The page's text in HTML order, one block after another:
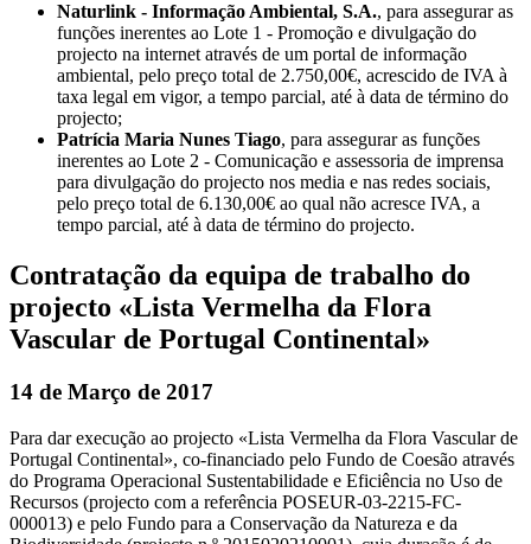
Naturlink - Informação Ambiental, S.A., para assegurar as
funções inerentes ao Lote 1 - Promoção e divulgação do
projecto na internet através de um portal de informação
ambiental, pelo preço total de 2.750,00€, acrescido de IVA à
taxa legal em vigor, a tempo parcial, até à data de término do
projecto;
Patrícia Maria Nunes Tiago, para assegurar as funções
inerentes ao Lote 2 - Comunicação e assessoria de imprensa
para divulgação do projecto nos media e nas redes sociais,
pelo preço total de 6.130,00€ ao qual não acresce IVA, a
tempo parcial, até à data de término do projecto.
Contratação da equipa de trabalho do
projecto «Lista Vermelha da Flora
Vascular de Portugal Continental»
14 de Março de 2017
Para dar execução ao projecto «Lista Vermelha da Flora Vascular de
Portugal Continental», co-financiado pelo Fundo de Coesão através
do Programa Operacional Sustentabilidade e Eficiência no Uso de
Recursos (projecto com a referência POSEUR-03-2215-FC-
000013) e pelo Fundo para a Conservação da Natureza e da